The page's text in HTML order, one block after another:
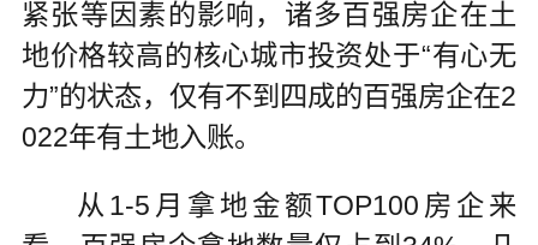
紧张等因素的影响，诸多百强房企在土
地价格较高的核心城市投资处于“有心无
力”的状态，仅有不到四成的百强房企在2
022年有土地入账。
从1-5月拿地金额TOP100房企来